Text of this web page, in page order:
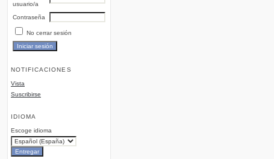
usuario/a
Contraseña
No cerrar sesión
NOTIFICACIONES
Vista
Suscribirse
IDIOMA
Escoge idioma